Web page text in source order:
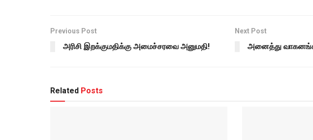
Previous Post
அரிசி இறக்குமதிக்கு அமைச்சரவை அனுமதி!
Next Post
அனைத்து
Related Posts